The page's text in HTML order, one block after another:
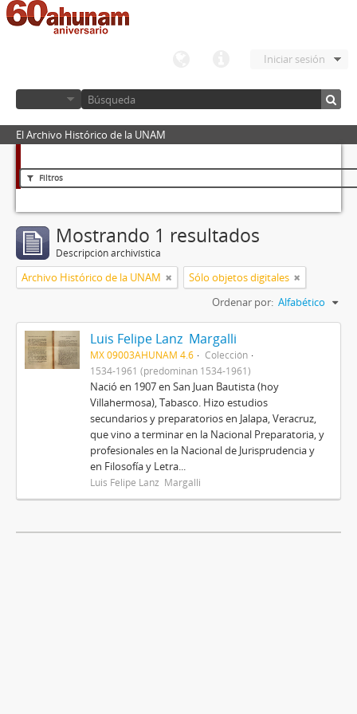
Iniciar sesión
El Archivo Histórico de la UNAM
Filtros
Mostrando 1 resultados
Descripción archivística
Archivo Histórico de la UNAM
Sólo objetos digitales
Ordenar por: Alfabético
Luis Felipe Lanz Margalli
MX 09003AHUNAM 4.6
Colección
1534-1961 (predominan 1534-1961)
Nació en 1907 en San Juan Bautista (hoy
Villahermosa), Tabasco. Hizo estudios
secundarios y preparatorios en Jalapa, Veracruz,
que vino a terminar en la Nacional Preparatoria, y
profesionales en la Nacional de Jurisprudencia y
en Filosofía y Letra...
Luis Felipe Lanz Margalli